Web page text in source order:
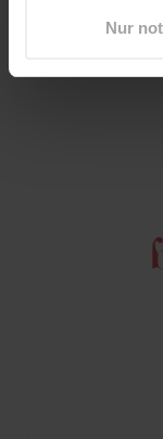
Nur
474,58 € / 1 L